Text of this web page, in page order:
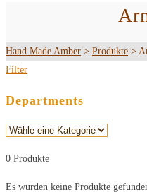
Hand Made Amber > Produkte >
Filter
Departments
0 Produkte
Es wurden keine Produkte